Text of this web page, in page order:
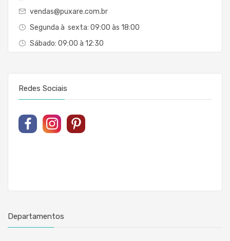
vendas@puxare.com.br
Segunda à sexta: 09:00 às 18:00
Sábado: 09:00 à 12:30
Redes Sociais
Departamentos